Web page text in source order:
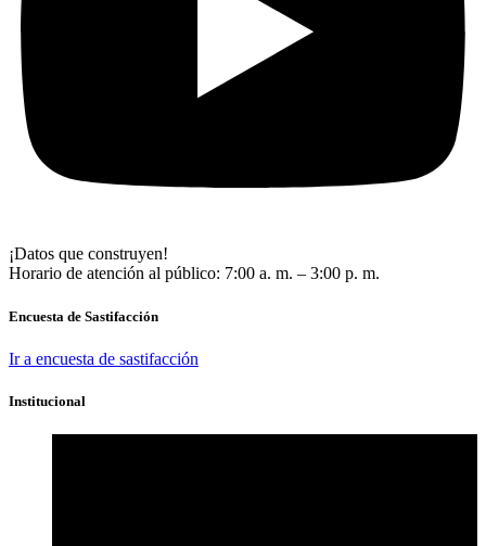
¡Datos que construyen!
Horario de atención al público: 7:00 a. m. – 3:00 p. m.
Encuesta de Sastifacción
Ir a encuesta de sastifacción
Institucional